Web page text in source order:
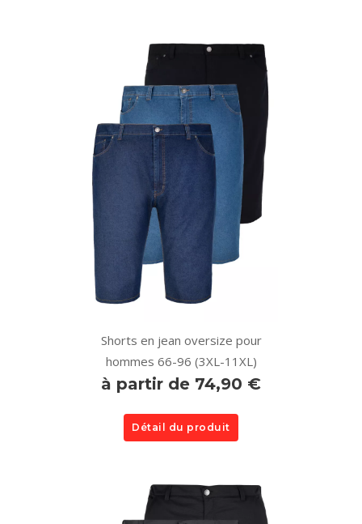
Shorts en jean oversize pour
hommes 66-96 (3XL-11XL)
à partir de 74,90 €
Détail du produit